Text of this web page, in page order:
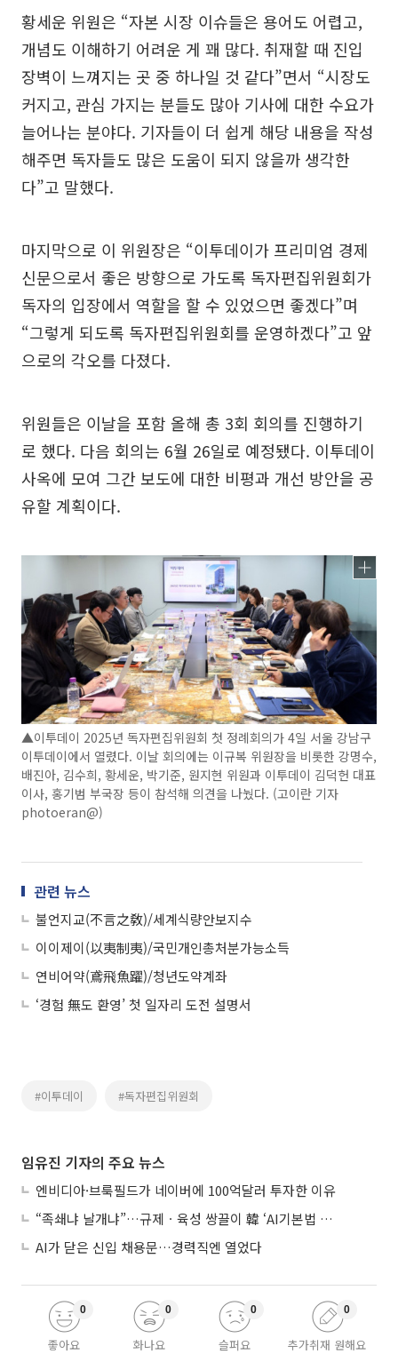
황세운 위원은 “자본 시장 이슈들은 용어도 어렵고,
개념도 이해하기 어려운 게 꽤 많다. 취재할 때 진입
장벽이 느껴지는 곳 중 하나일 것 같다”면서 “시장도
커지고, 관심 가지는 분들도 많아 기사에 대한 수요가
늘어나는 분야다. 기자들이 더 쉽게 해당 내용을 작성
해주면 독자들도 많은 도움이 되지 않을까 생각한
다”고 말했다.
마지막으로 이 위원장은 “이투데이가 프리미엄 경제
신문으로서 좋은 방향으로 가도록 독자편집위원회가
독자의 입장에서 역할을 할 수 있었으면 좋겠다”며
“그렇게 되도록 독자편집위원회를 운영하겠다”고 앞
으로의 각오를 다졌다.
위원들은 이날을 포함 올해 총 3회 회의를 진행하기
로 했다. 다음 회의는 6월 26일로 예정됐다. 이투데이
사옥에 모여 그간 보도에 대한 비평과 개선 방안을 공
유할 계획이다.
▲이투데이 2025년 독자편집위원회 첫 정례회의가 4일 서울 강남구
이투데이에서 열렸다. 이날 회의에는 이규복 위원장을 비롯한 강명수,
배진아, 김수희, 황세운, 박기준, 원지현 위원과 이투데이 김덕헌 대표
이사, 홍기범 부국장 등이 참석해 의견을 나눴다. (고이란 기자
photoeran@)
관련 뉴스
불언지교(不言之敎)/세계식량안보지수
이이제이(以夷制夷)/국민개인총처분가능소득
연비어약(鳶飛魚躍)/청년도약계좌
‘경험 無도 환영’ 첫 일자리 도전 설명서
#이투데이 #독자편집위원회
임유진 기자의 주요 뉴스
엔비디아·브룩필드가 네이버에 100억달러 투자한 이유
“족쇄냐 날개냐”…규제ㆍ육성 쌍끌이 韓 ‘AI기본법 개정안’ 오늘 시행
AI가 닫은 신입 채용문…경력직엔 열었다
좋아요
0
화나요
0
슬퍼요
0
추가취재 원해요
0